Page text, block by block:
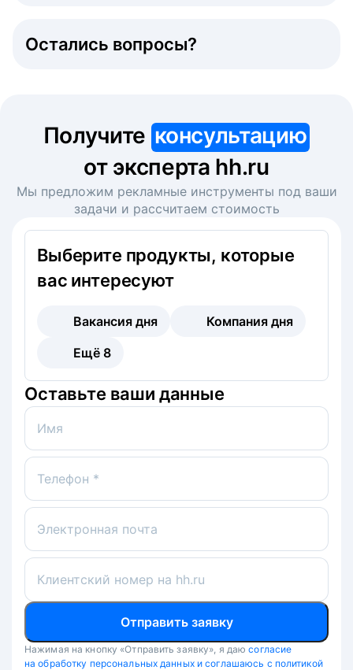
Остались вопросы?
Получите консультацию
от эксперта hh.ru
Мы предложим рекламные инструменты под ваши
задачи и рассчитаем стоимость
Выберите продукты, которые
вас интересуют
Вакансия дня
Компания дня
Ещё 8
Оставьте ваши данные
Имя
Телефон *
Электронная почта
Клиентский номер на hh.ru
Отправить заявку
Нажимая на кнопку «Отправить заявку», я даю согласие
на обработку персональных данных и соглашаюсь с политикой